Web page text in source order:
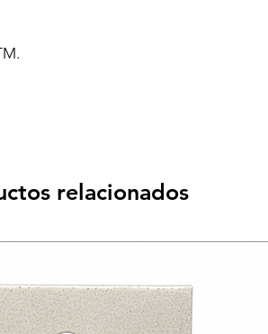
relacionados